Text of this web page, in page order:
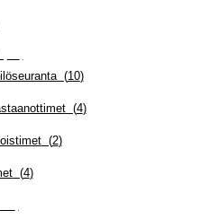
(10)
(4)
(2)
(4)